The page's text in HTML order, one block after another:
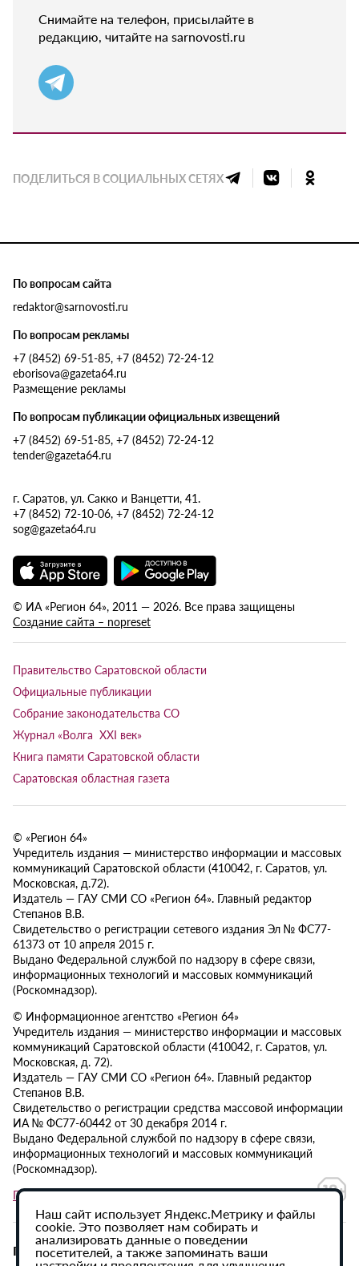
Снимайте на телефон, присылайте в
редакцию, читайте на sarnovosti.ru
ПОДЕЛИТЬСЯ В СОЦИАЛЬНЫХ СЕТЯХ
По вопросам сайта
redaktor@sarnovosti.ru
По вопросам рекламы
+7 (8452) 69-51-85, +7 (8452) 72-24-12
eborisova@gazeta64.ru
Размещение рекламы
По вопросам публикации официальных извещений
+7 (8452) 69-51-85, +7 (8452) 72-24-12
tender@gazeta64.ru
г. Саратов, ул. Сакко и Ванцетти, 41.
+7 (8452) 72-10-06, +7 (8452) 72-24-12
sog@gazeta64.ru
© ИА «Регион 64», 2011 — 2026. Все права защищены
Создание сайта – nopreset
Правительство Саратовской области
Официальные публикации
Собрание законодательства СО
Журнал «Волга XXI век»
Книга памяти Саратовской области
Саратовская областная газета
© «Регион 64»
Учредитель издания — министерство информации и массовых
коммуникаций Саратовской области (410042, г. Саратов, ул.
Московская, д.72).
Издатель — ГАУ СМИ СО «Регион 64». Главный редактор
Степанов В.В.
Свидетельство о регистрации сетевого издания Эл № ФС77-
61373 от 10 апреля 2015 г.
Выдано Федеральной службой по надзору в сфере связи,
информационных технологий и массовых коммуникаций
(Роскомнадзор).
© Информационное агентство «Регион 64»
Учредитель издания — министерство информации и массовых
коммуникаций Саратовской области (410042, г. Саратов, ул.
Московская, д. 72).
Издатель — ГАУ СМИ СО «Регион 64». Главный редактор
Степанов В.В.
Свидетельство о регистрации средства массовой информации
ИА № ФС77-60442 от 30 декабря 2014 г.
Выдано Федеральной службой по надзору в сфере связи,
информационных технологий и массовых коммуникаций
(Роскомнадзор).
Политика в отношении обработки персональных данных
При использовании материалов сайта активная
Наш сайт использует Яндекс.Метрику и файлы
cookie. Это позволяет нам собирать и
анализировать данные о поведении
посетителей, а также запоминать ваши